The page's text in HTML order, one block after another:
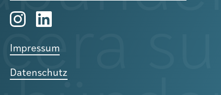
Impressum
Datenschutz